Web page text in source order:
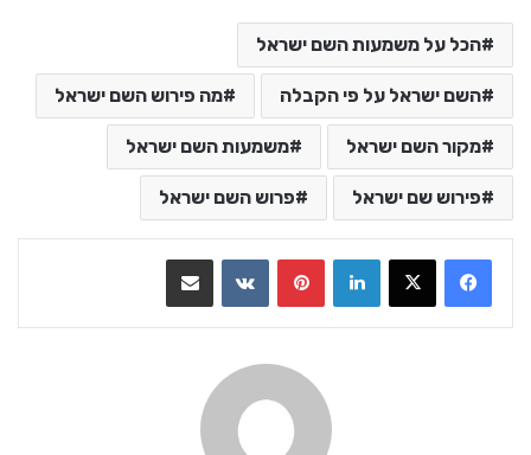
הכל על משמעות השם ישראל
השם ישראל על פי הקבלה מה פירוש השם ישראל
מקור השם ישראל משמעות השם ישראל
פירוש שם ישראל פרוש השם ישראל
LinkedIn
VKontakte